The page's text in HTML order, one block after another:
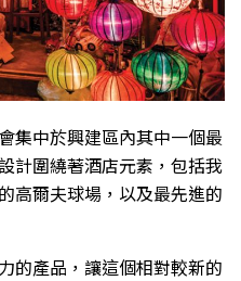
集中於興建區內其中一個最
計圍繞著酒店元素，包括我
高爾夫球場，以及最先進的
的產品，讓這個相對較新的